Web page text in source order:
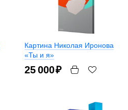
Картина Николая Иронова
«Ты и я»
25 000₽